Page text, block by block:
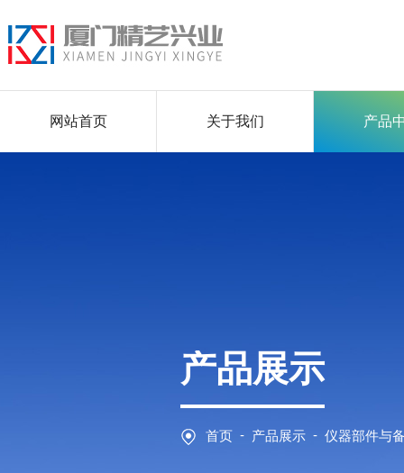
网站首页 关于我们 产品
产品展示
首页 - 产品展示 - 仪器部件与